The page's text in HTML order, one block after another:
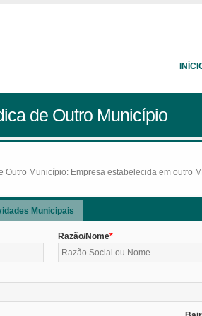
de Outro Município
Município: Empresa estabelecida em outro
Municipais
Razão/Nome